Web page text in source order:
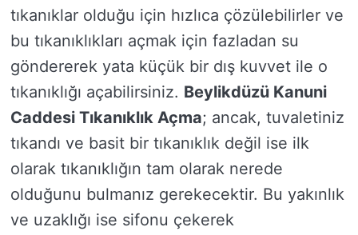
tıkanıklar olduğu için hızlıca çözülebilirler ve
bu tıkanıklıkları açmak için fazladan su
göndererek yata küçük bir dış kuvvet ile o
tıkanıklığı açabilirsiniz. Beylikdüzü Kanuni
Caddesi Tıkanıklık Açma; ancak, tuvaletiniz
tıkandı ve basit bir tıkanıklık değil ise ilk
olarak tıkanıklığın tam olarak nerede
olduğunu bulmanız gerekecektir. Bu yakınlık
ve uzaklığı ise sifonu çekerek